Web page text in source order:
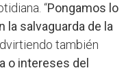
“Pongamos lo
salvaguarda de la
también
o intereses del